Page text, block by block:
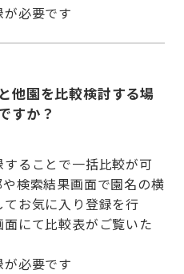
必要です
他園を比較検討する場
すか？
ることで一括比較が可
検索結果画面で園名の横
お気に入り登録を行
にて比較表がご覧いた
必要です